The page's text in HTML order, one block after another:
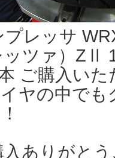
レッサ
ッツァ）ZⅡ
ご購入い
ヤの中で
ありがと